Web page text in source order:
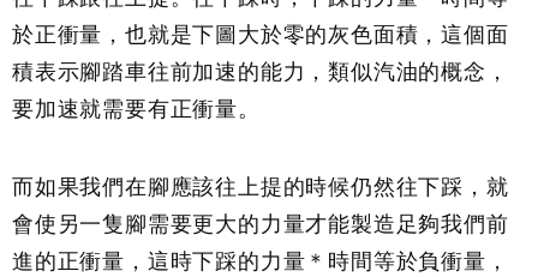
於正衝量，也就是下圖大於零的灰色面積，這個面
積表示腳踏車往前加速的能力，類似汽油的概念，
要加速就需要有正衝量。
而如果我們在腳應該往上提的時候仍然往下踩，就
會使另一隻腳需要更大的力量才能製造足夠我們前
進的正衝量，這時下踩的力量＊時間等於負衝量，